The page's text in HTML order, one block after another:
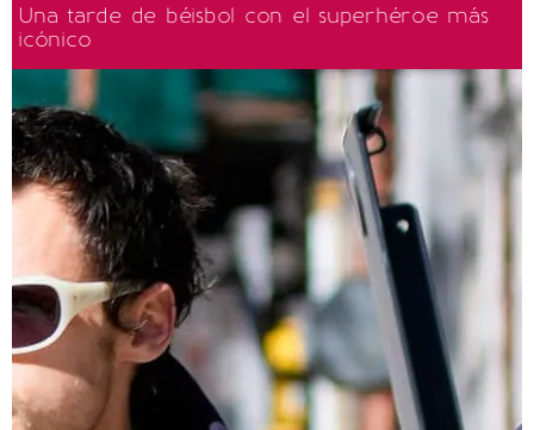
Una tarde de béisbol con el superhéroe más
icónico